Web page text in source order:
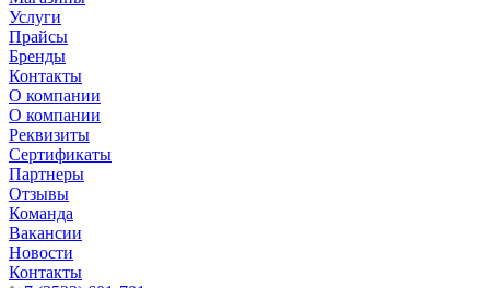
Услуги
Прайсы
Бренды
Контакты
О компании
О компании
Реквизиты
Сертификаты
Партнеры
Отзывы
Команда
Вакансии
Новости
Контакты